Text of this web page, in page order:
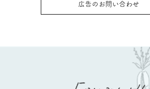
広告のお問い合わせ